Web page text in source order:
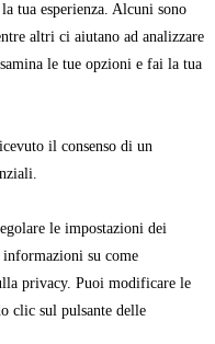
tua esperienza. Alcuni sono
altri ci aiutano ad analizzare
le tue opzioni e fai la tua
il consenso di un
le impostazioni dei
su come
privacy. Puoi modificare le
clic sul pulsante delle